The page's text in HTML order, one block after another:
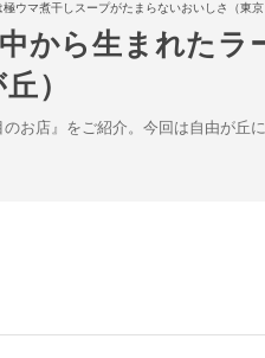
ウマ煮干しスープがたまらないおいしさ（東京
から生まれた
）
お店』をご紹介。今回は自由が丘